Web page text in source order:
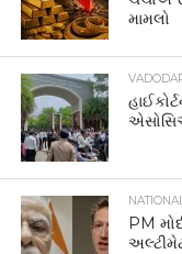
મામલો
PM